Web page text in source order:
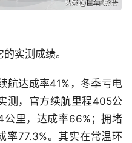
实测成绩。
航达成率41%，冬季亏电
测，官方续航里程405公
公里，达成率66%；拥堵
率77.3%。其实在常温环